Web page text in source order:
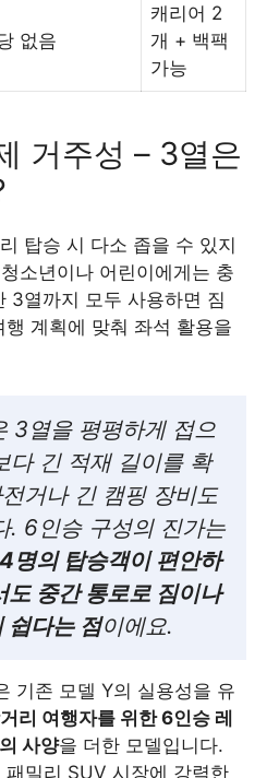
없음
캐리어 2
개 + 백팩
가능
거주성 – 3열은
탑승 시 다소 좁을 수 있지
소년이나 어린이에게는 충
3열까지 모두 사용하면 짐
계획에 맞춰 좌석 활용을
3열을 평평하게 접으
다 긴 적재 길이를 확
거나 긴 캠핑 장비도
. 6인승 구성의 진가는
명의 탑승객이 편안하
도 중간 통로로 짐이나
쉽다는 점이에요.
기존 모델 Y의 실용성을 유
리 여행자를 위한 6인승 레
사양을 더한 모델입니다.
밀리 SUV 시장에 강력한